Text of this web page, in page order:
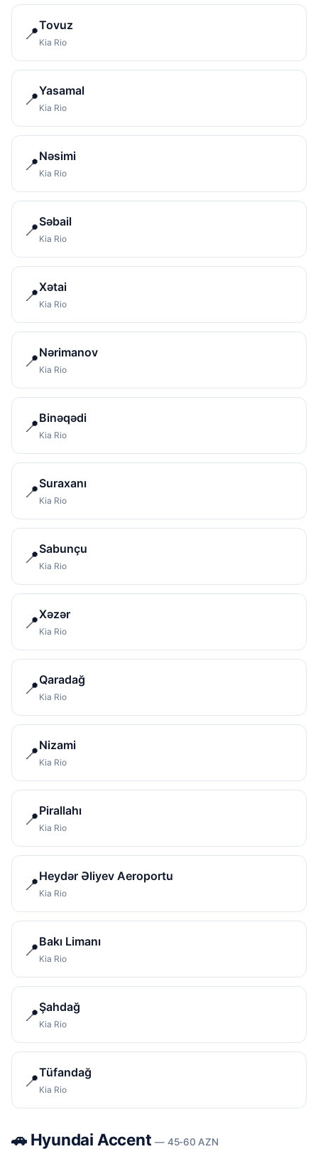
📍Tovuz
Kia Rio
📍Yasamal
Kia Rio
📍Nəsimi
Kia Rio
📍Səbail
Kia Rio
📍Xətai
Kia Rio
📍Nərimanov
Kia Rio
📍Binəqədi
Kia Rio
📍Suraxanı
Kia Rio
📍Sabunçu
Kia Rio
📍Xəzər
Kia Rio
📍Qaradağ
Kia Rio
📍Nizami
Kia Rio
📍Pirallahı
Kia Rio
📍Heydər Əliyev Aeroportu
Kia Rio
📍Bakı Limanı
Kia Rio
📍Şahdağ
Kia Rio
📍Tüfandağ
Kia Rio
🚗 Hyundai Accent— 45-60 AZN